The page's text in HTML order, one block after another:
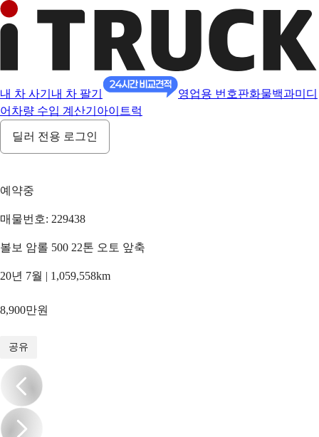
내 차 사기 내 차 팔기 영업용 번호판화물백과미디
어 차량 수입 계산기 아이트럭
딜러 전용 로그인
예약중
매물번호: 229438
볼보 암롤 500 22톤 오토 앞축
20년 7월 | 1,059,558km
8,900만원
공유
/19